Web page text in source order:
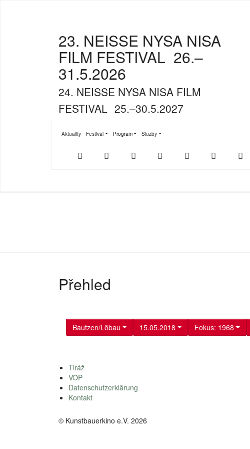
23. NEISSE NYSA NISA
FILM FESTIVAL 26.–
31.5.2026
24. NEISSE NYSA NISA FILM
FESTIVAL 25.–30.5.2027
Aktuality Festival
Submenu for "Festival"
Program
Submenu for "Program"
Služby
Submenu for "Služby"
Store
Play
Youtube Facebook Twitter
Přehled
Bautzen/Löbau 15.05.2018 Fokus: 1968
Tiráž
VOP
Datenschutzerklärung
Kontakt
© Kunstbauerkino e.V. 2026